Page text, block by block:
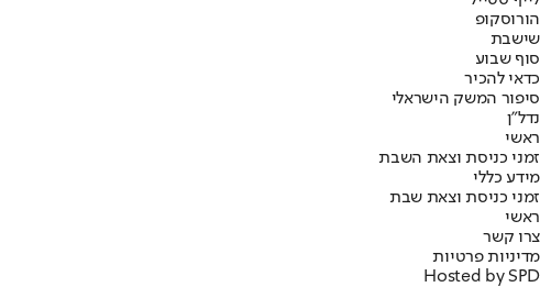
הורוסקופ
שישבת
סוף שבוע
כדאי להכיר
סיפור המשק הישראלי
נדל"ן
ראשי
זמני כניסת וצאת השבת
מידע כללי
זמני כניסת וצאת שבת
ראשי
צרו קשר
מדיניות פרטיות
Hosted by SPD